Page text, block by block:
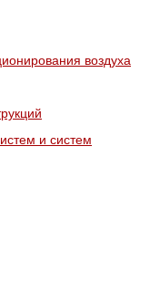
воздуха
и систем